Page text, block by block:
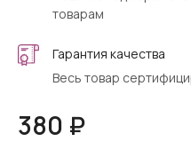
товарам
Гарантия качества
Весь товар
380 ₽